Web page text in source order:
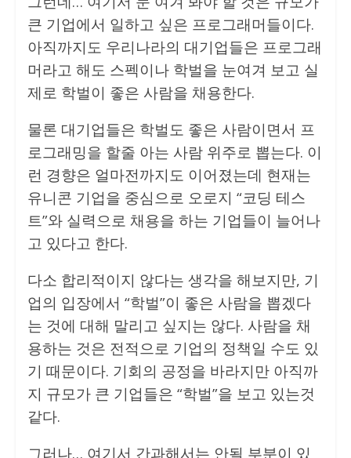
큰 기업에서 일하고 싶은 프로그래머들이다.
아직까지도 우리나라의 대기업들은 프로그래
머라고 해도 스펙이나 학벌을 눈여겨 보고 실
제로 학벌이 좋은 사람을 채용한다.
물론 대기업들은 학벌도 좋은 사람이면서 프
로그래밍을 할줄 아는 사람 위주로 뽑는다. 이
런 경향은 얼마전까지도 이어졌는데 현재는
유니콘 기업을 중심으로 오로지 “코딩 테스
트”와 실력으로 채용을 하는 기업들이 늘어나
고 있다고 한다.
다소 합리적이지 않다는 생각을 해보지만, 기
업의 입장에서 “학벌”이 좋은 사람을 뽑겠다
는 것에 대해 말리고 싶지는 않다. 사람을 채
용하는 것은 전적으로 기업의 정책일 수도 있
기 때문이다. 기회의 공정을 바라지만 아직까
지 규모가 큰 기업들은 “학벌”을 보고 있는것
같다.
그러나… 여기서 간과해서는 안될 부분이 있